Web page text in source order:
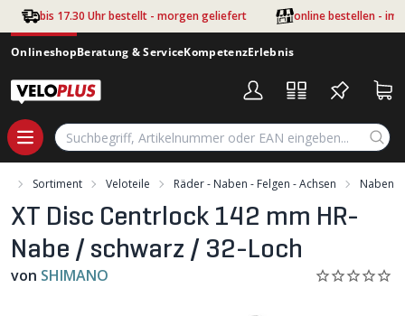
Zum Hauptinhalt springen
bis 17.30 Uhr bestellt - morgen geliefert online bestellen - im
OnlineshopBeratung & ServiceKompetenzErlebnis
Sortiment Veloteile Räder - Naben - Felgen - Achsen Naben
XT Disc Centrlock 142 mm HR-
Nabe / schwarz / 32-Loch
von SHIMANO